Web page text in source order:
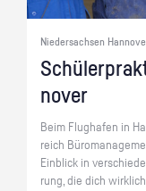
Niedersachsen
no­ver
Beim Flug­ha­fen in
reich
Ein­blick in
rung, die dich